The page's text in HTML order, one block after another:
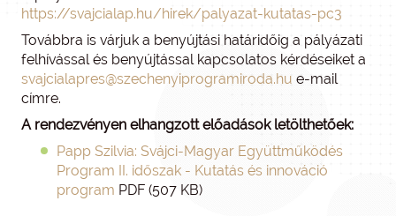
https://svajcialap.hu/hirek/palyazat-kutatas-pc3
Továbbra is várjuk a benyújtási határidőig a pályázati
felhívással és benyújtással kapcsolatos kérdéseiket a
svajcialapres@szechenyiprogramiroda.hu e-mail
címre.
A rendezvényen elhangzott előadások letölthetőek:
Papp Szilvia: Svájci-Magyar Együttműködés
Program II. időszak - Kutatás és innováció
program PDF (507 KB)